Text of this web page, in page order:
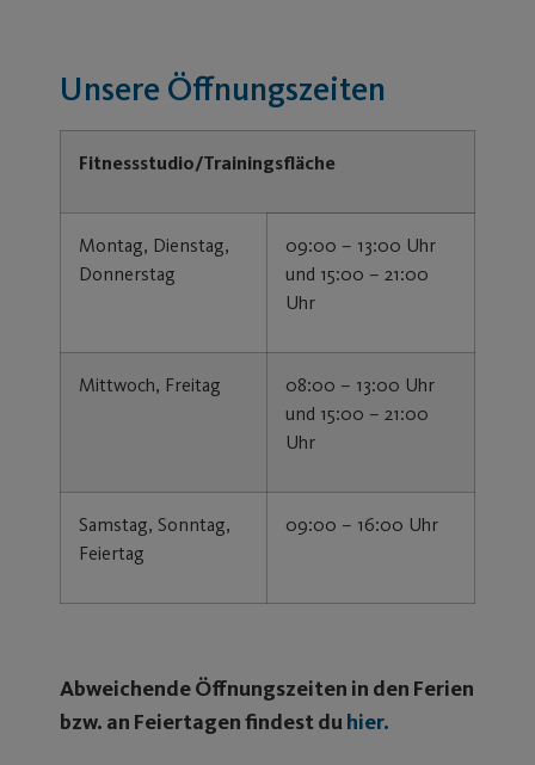
Unsere Öffnungszeiten
Fitnessstudio/Trainingsfläche
Montag, Dienstag,
Donnerstag
09:00 – 13:00 Uhr
und 15:00 – 21:00
Uhr
Mittwoch, Freitag
08:00 – 13:00 Uhr
und 15:00 – 21:00
Uhr
Samstag, Sonntag,
Feiertag
09:00 – 16:00 Uhr
Abweichende Öffnungszeiten in den Ferien
bzw. an Feiertagen findest du hier.